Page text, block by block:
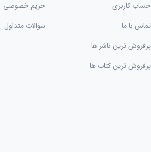
حساب کاربری
تماس با ما
پرفروش ترین ناشر ها
پرفروش ترین کتاب ها
حریم خصوصی
سوالات متداول